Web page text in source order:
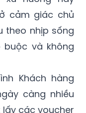
cảm giác chủ
theo nhịp sống
và không
Khách hàng
càng nhiều
các voucher